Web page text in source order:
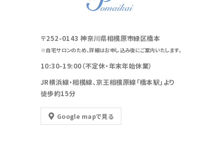
〒252-0143 神奈川県相模原市緑区橋本
※自宅サロンのため、詳細はお申し込み後にご案内いたします。
10:30-19:00（不定休・年末年始休業）
JR横浜線・相模線、京王相模原線「橋本駅」より
徒歩約15分
Google mapで見る